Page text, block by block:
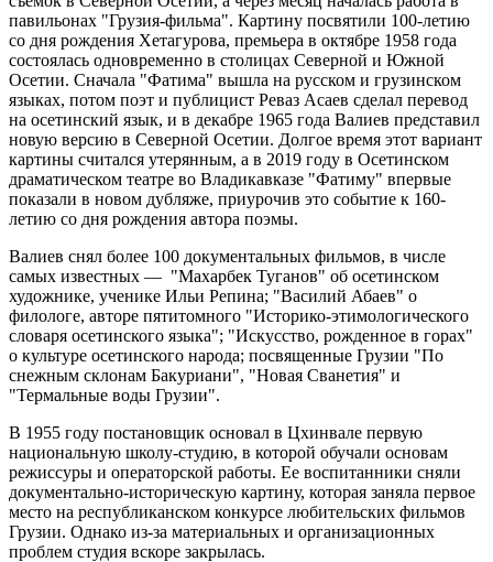
павильонах "Грузия-фильма". Картину посвятили 100-летию
со дня рождения Хетагурова, премьера в октябре 1958 года
состоялась одновременно в столицах Северной и Южной
Осетии. Сначала "Фатима" вышла на русском и грузинском
языках, потом поэт и публицист Реваз Асаев сделал перевод
на осетинский язык, и в декабре 1965 года Валиев представил
новую версию в Северной Осетии. Долгое время этот вариант
картины считался утерянным, а в 2019 году в Осетинском
драматическом театре во Владикавказе "Фатиму" впервые
показали в новом дубляже, приурочив это событие к 160-
летию со дня рождения автора поэмы.
Валиев снял более 100 документальных фильмов, в числе
самых известных — "Махарбек Туганов" об осетинском
художнике, ученике Ильи Репина; "Василий Абаев" о
филологе, авторе пятитомного "Историко-этимологического
словаря осетинского языка"; "Искусство, рожденное в горах"
о культуре осетинского народа; посвященные Грузии "По
снежным склонам Бакуриани", "Новая Сванетия" и
"Термальные воды Грузии".
В 1955 году постановщик основал в Цхинвале первую
национальную школу-студию, в которой обучали основам
режиссуры и операторской работы. Ее воспитанники сняли
документально-историческую картину, которая заняла первое
место на республиканском конкурсе любительских фильмов
Грузии. Однако из-за материальных и организационных
проблем студия вскоре закрылась.